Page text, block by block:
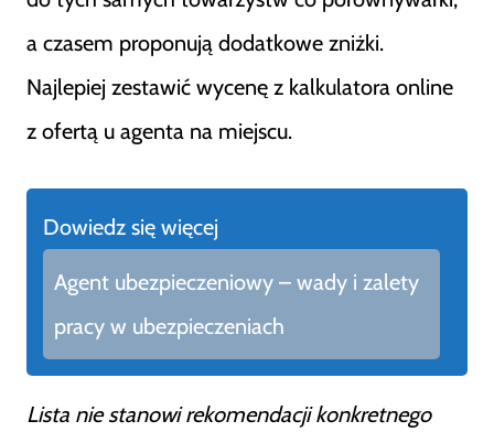
a czasem proponują dodatkowe zniżki.
Najlepiej zestawić wycenę z kalkulatora online
z ofertą u agenta na miejscu.
Dowiedz się więcej
Agent ubezpieczeniowy – wady i zalety
pracy w ubezpieczeniach
Lista nie stanowi rekomendacji konkretnego